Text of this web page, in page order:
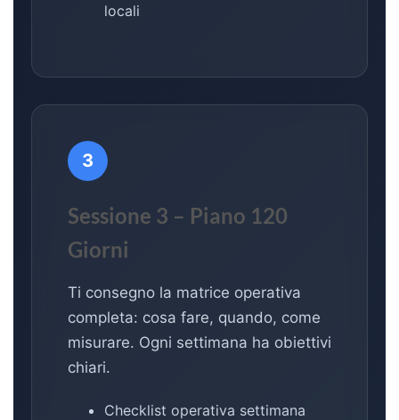
locali
3
Sessione 3 – Piano 120
Giorni
Ti consegno la matrice operativa
completa: cosa fare, quando, come
misurare. Ogni settimana ha obiettivi
chiari.
Checklist operativa settimana